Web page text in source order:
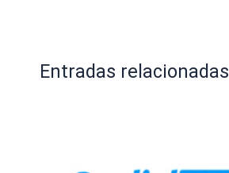
Entradas relacionadas